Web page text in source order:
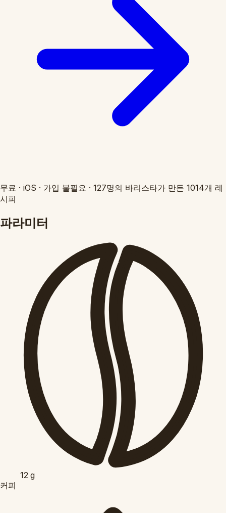
무료 · iOS · 가입 불필요 · 127명의 바리스타가 만든 1014개 레
시피
파라미터
12g
커피